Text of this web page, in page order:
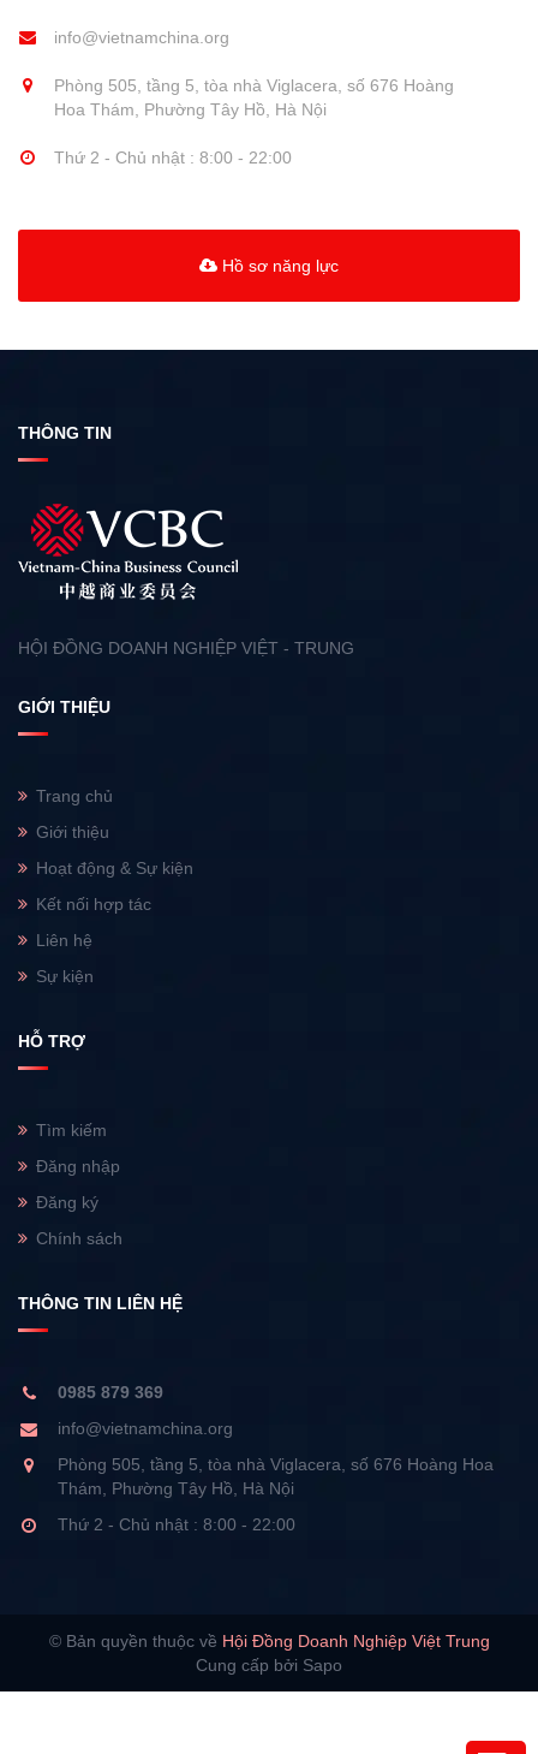
info@vietnamchina.org
Phòng 505, tầng 5, tòa nhà Viglacera, số 676 Hoàng
Hoa Thám, Phường Tây Hồ, Hà Nội
Thứ 2 - Chủ nhật : 8:00 - 22:00
Hồ sơ năng lực
THÔNG TIN
HỘI ĐỒNG DOANH NGHIỆP VIỆT - TRUNG
GIỚI THIỆU
Trang chủ
Giới thiệu
Hoạt động & Sự kiện
Kết nối hợp tác
Liên hệ
Sự kiện
HỖ TRỢ
Tìm kiếm
Đăng nhập
Đăng ký
Chính sách
THÔNG TIN LIÊN HỆ
0985 879 369
info@vietnamchina.org
Phòng 505, tầng 5, tòa nhà Viglacera, số 676 Hoàng Hoa
Thám, Phường Tây Hồ, Hà Nội
Thứ 2 - Chủ nhật : 8:00 - 22:00
© Bản quyền thuộc về Hội Đồng Doanh Nghiệp Việt Trung
Cung cấp bởi Sapo